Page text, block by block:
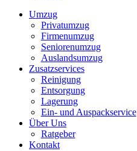
Umzug
Privatumzug
Firmenumzug
Seniorenumzug
Auslandsumzug
Zusatzservices
Reinigung
Entsorgung
Lagerung
Ein- und Auspackservice
Über Uns
Ratgeber
Kontakt